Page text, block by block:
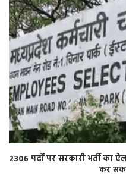
2306 पदों पर सरकारी भर्ती का
कर